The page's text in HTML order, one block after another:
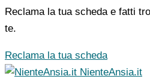
Reclama la tua scheda e fatti
te.
Reclama la tua scheda
NienteAnsia.it